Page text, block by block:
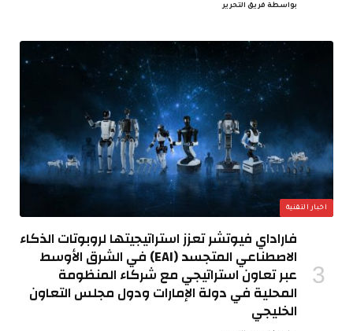
بواسطة فريق التحرير
اخبار التقنية
فاراداي فيوتشر تعزز استراتيجيتها لروبوتات الذكاء
الاصطناعي المتجسد (EAI) في الشرق الأوسط
عبر تعاون استراتيجي مع شركاء المنظومة
المحلية في دولة الإمارات ودول مجلس التعاون
الخليجي